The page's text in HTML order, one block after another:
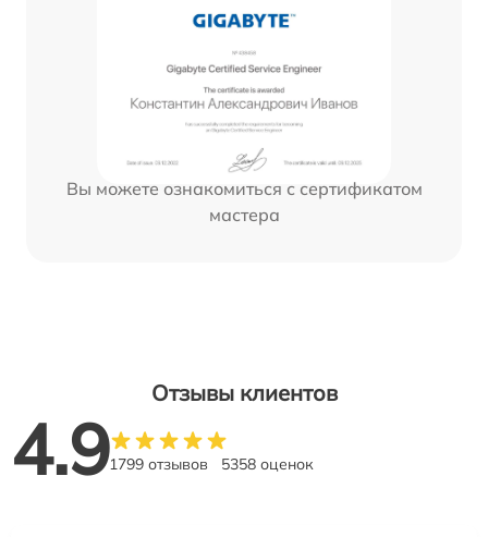
Вы можете ознакомиться с сертификатом
мастера
Отзывы клиентов
4.91799 отзывов 5358 оценок